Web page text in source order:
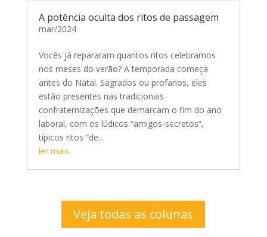
A potência oculta dos ritos de passagem
mar/2024
Vocês já repararam quantos ritos celebramos
nos meses do verão? A temporada começa
antes do Natal. Sagrados ou profanos, eles
estão presentes nas tradicionais
confraternizações que demarcam o fim do ano
laboral, com os lúdicos “amigos-secretos”,
típicos ritos “de...
ler mais
Veja todas as colunas